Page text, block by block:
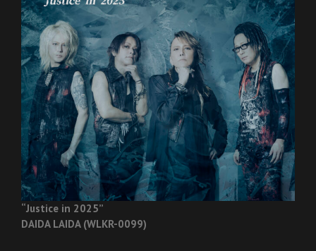
“Justice in 2025”
DAIDA LAIDA (WLKR-0099)